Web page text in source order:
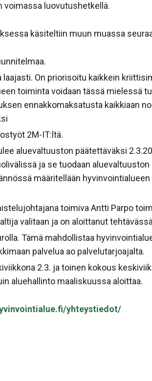
voimassa luovutushetkellä.
käsiteltiin muun muassa
On priorisoitu kaikkein
toiminta voidaan tässä mielessä
ennakkomaksatusta kaikkiaan
2M-IT:ltä.
aluevaltuuston päätettäväksi
ja se tuodaan
määritellään
toimiva Antti Parpo
valitaan ja on aloittanut
Tämä mahdollistaa
palvelua ao palvelutarjoajalta.
2.3. ja toinen kokous
aluehallinto maaliskuussa aloittaa.
yhteystiedot/